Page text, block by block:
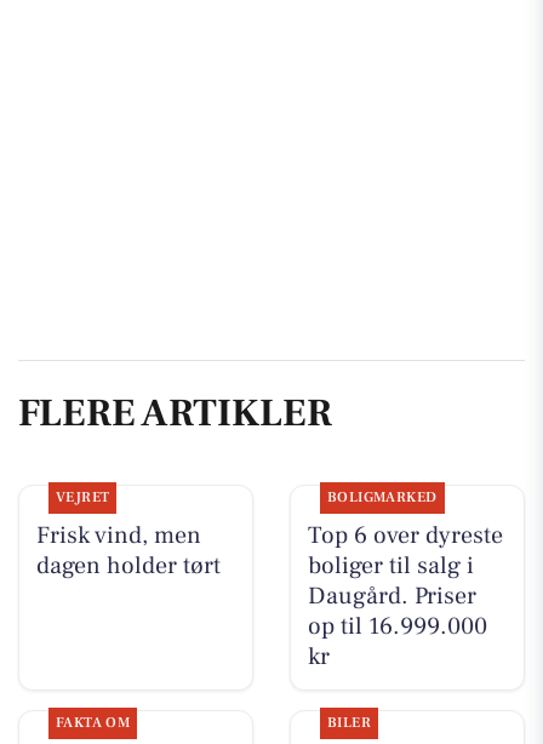
FLERE ARTIKLER
VEJRET
Frisk vind, men
dagen holder tørt
BOLIGMARKED
Top 6 over dyreste
boliger til salg i
Daugård. Priser
op til 16.999.000
kr
FAKTA OM BILER